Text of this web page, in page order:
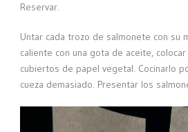
Reservar.
Untar cada trozo de salmonete con su
caliente con una gota de aceite,
cubiertos de papel vegetal. Cocinarlo
cueza demasiado. Presentar los